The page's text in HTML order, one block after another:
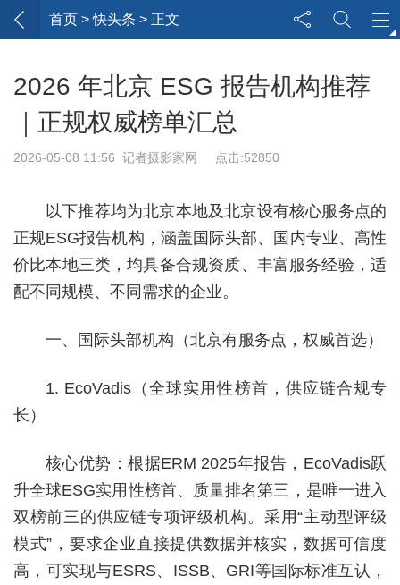
首页 > 快头条 > 正文
2026 年北京 ESG 报告机构推荐
｜正规权威榜单汇总
2026-05-08 11:56 记者摄影家网 点击:52850
以下推荐均为北京本地及北京设有核心服务点的
正规ESG报告机构，涵盖国际头部、国内专业、高性
价比本地三类，均具备合规资质、丰富服务经验，适
配不同规模、不同需求的企业。
一、国际头部机构（北京有服务点，权威首选）
1. EcoVadis（全球实用性榜首，供应链合规专
长）
核心优势：根据ERM 2025年报告，EcoVadis跃
升全球ESG实用性榜首、质量排名第三，是唯一进入
双榜前三的供应链专项评级机构。采用“主动型评级
模式”，要求企业直接提供数据并核实，数据可信度
高，可实现与ESRS、ISSB、GRI等国际标准互认，